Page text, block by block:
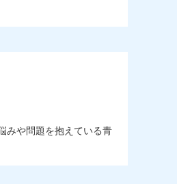
みや問題を抱えている青